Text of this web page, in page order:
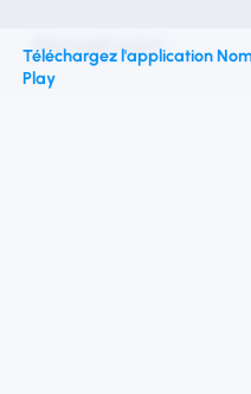
Nomad esim
Téléchargez l'application
Play